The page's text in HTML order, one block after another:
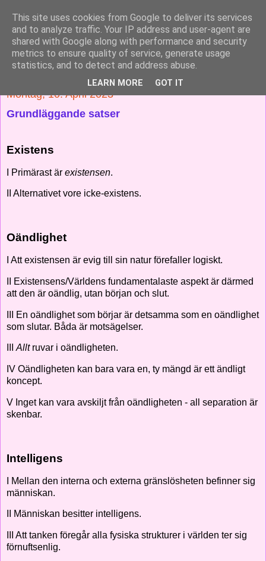
Solnedgång
Skärskådning av en mystisk värld
Montag, 10. April 2023
Grundläggande satser
Existens
I Primärast är existensen.
II Alternativet vore icke-existens.
Oändlighet
I Att existensen är evig till sin natur förefaller logiskt.
II Existensens/Världens fundamentalaste aspekt är därmed
att den är oändlig, utan början och slut.
III En oändlighet som börjar är detsamma som en oändlighet
som slutar. Båda är motsägelser.
IIIAllt ruvar i oändligheten.
IV Oändligheten kan bara vara en, ty mängd är ett ändligt
koncept.
V Inget kan vara avskiljt från oändligheten - all separation är
skenbar.
Intelligens
I Mellan den interna och externa gränslösheten befinner sig
människan.
II Människan besitter intelligens.
III Att tanken föregår alla fysiska strukturer i världen ter sig
förnuftsenlig.
This site uses cookies from Google to deliver its services
and to analyze traffic. Your IP address and user-agent are
shared with Google along with performance and security
metrics to ensure quality of service, generate usage
statistics, and to detect and address abuse.
LEARN MORE GOT IT